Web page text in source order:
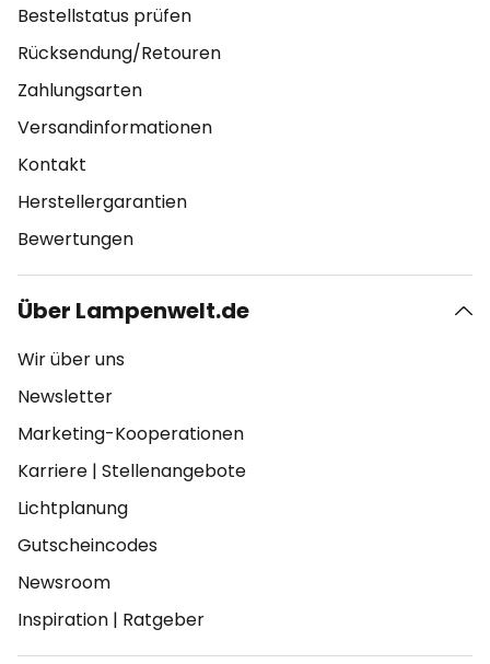
Bestellstatus prüfen
Rücksendung/Retouren
Zahlungsarten
Versandinformationen
Kontakt
Herstellergarantien
Bewertungen
Über Lampenwelt.de
Wir über uns
Newsletter
Marketing-Kooperationen
Karriere | Stellenangebote
Lichtplanung
Gutscheincodes
Newsroom
Inspiration | Ratgeber